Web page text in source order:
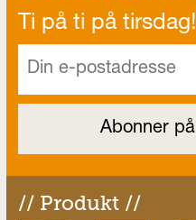
Ti på ti på tirsdag!
// Produkt //